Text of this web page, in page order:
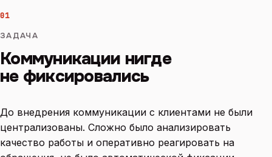
01
ЗАДАЧА
Коммуникации нигде
не фиксировались
До внедрения коммуникации с клиентами не были
централизованы. Сложно было анализировать
качество работы и оперативно реагировать на